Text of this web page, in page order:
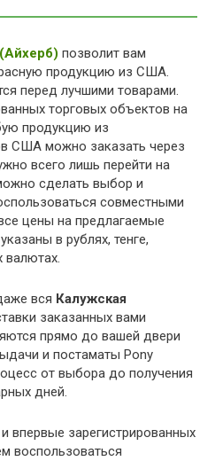
позволит вам
продукцию из США.
перед лучшими товарами.
торговых объектов на
продукцию из
США можно заказать через
всего лишь перейти на
сделать выбор и
совместными
цены на предлагаемые
в рублях, тенге,
валютах.
вся Калужская
заказанных вами
прямо до вашей двери
и постаматы Pony
от выбора до получения
дней.
впервые зарегистрированных
воспользоваться